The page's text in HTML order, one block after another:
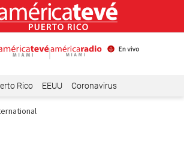
Rico EEUU Coronavirus